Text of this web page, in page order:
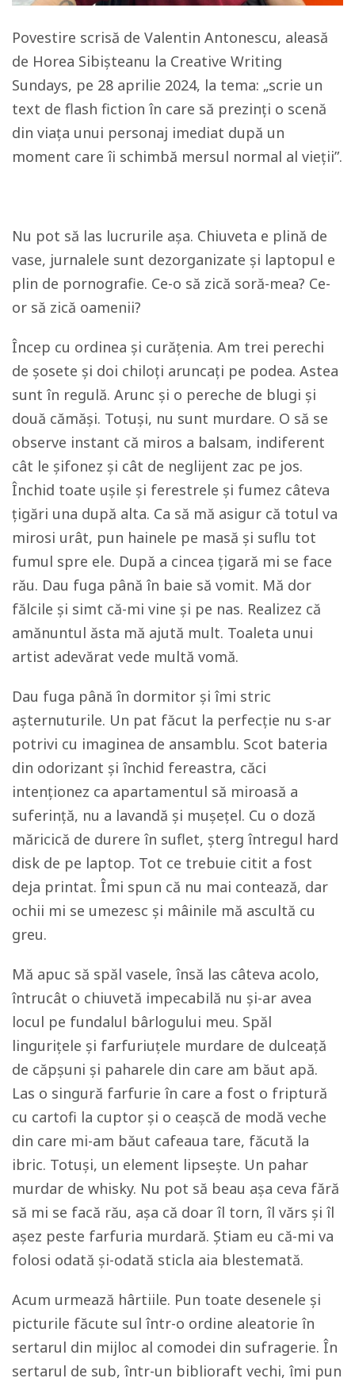
Povestire scrisă de Valentin Antonescu, aleasă
de Horea Sibișteanu la Creative Writing
Sundays, pe 28 aprilie 2024, la tema: „scrie un
text de flash fiction în care să prezinți o scenă
din viața unui personaj imediat după un
moment care îi schimbă mersul normal al vieții”.
Nu pot să las lucrurile așa. Chiuveta e plină de
vase, jurnalele sunt dezorganizate și laptopul e
plin de pornografie. Ce-o să zică soră-mea? Ce-
or să zică oamenii?
Încep cu ordinea și curățenia. Am trei perechi
de șosete și doi chiloți aruncați pe podea. Astea
sunt în regulă. Arunc și o pereche de blugi și
două cămăși. Totuși, nu sunt murdare. O să se
observe instant că miros a balsam, indiferent
cât le șifonez și cât de neglijent zac pe jos.
Închid toate ușile și ferestrele și fumez câteva
țigări una după alta. Ca să mă asigur că totul va
mirosi urât, pun hainele pe masă și suflu tot
fumul spre ele. După a cincea țigară mi se face
rău. Dau fuga până în baie să vomit. Mă dor
fălcile și simt că-mi vine și pe nas. Realizez că
amănuntul ăsta mă ajută mult. Toaleta unui
artist adevărat vede multă vomă.
Dau fuga până în dormitor și îmi stric
așternuturile. Un pat făcut la perfecție nu s-ar
potrivi cu imaginea de ansamblu. Scot bateria
din odorizant și închid fereastra, căci
intenționez ca apartamentul să miroasă a
suferință, nu a lavandă și mușețel. Cu o doză
măricică de durere în suflet, șterg întregul hard
disk de pe laptop. Tot ce trebuie citit a fost
deja printat. Îmi spun că nu mai contează, dar
ochii mi se umezesc și mâinile mă ascultă cu
greu.
Mă apuc să spăl vasele, însă las câteva acolo,
întrucât o chiuvetă impecabilă nu și-ar avea
locul pe fundalul bârlogului meu. Spăl
lingurițele și farfuriuțele murdare de dulceață
de căpșuni și paharele din care am băut apă.
Las o singură farfurie în care a fost o friptură
cu cartofi la cuptor și o ceașcă de modă veche
din care mi-am băut cafeaua tare, făcută la
ibric. Totuși, un element lipsește. Un pahar
murdar de whisky. Nu pot să beau așa ceva fără
să mi se facă rău, așa că doar îl torn, îl vărs și îl
așez peste farfuria murdară. Știam eu că-mi va
folosi odată și-odată sticla aia blestemată.
Acum urmează hârtiile. Pun toate desenele și
picturile făcute sul într-o ordine aleatorie în
sertarul din mijloc al comodei din sufragerie. În
sertarul de sub, într-un biblioraft vechi, îmi pun